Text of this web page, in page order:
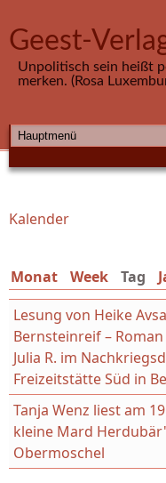
Geest-
Unpolitisch sein heißt
merken. (Rosa
HAUPTMENÜ
Sie sind hier
Kalender
Monat Week Tag
Lesung von Heike
Bernsteinreif –
Julia R. im
Freizeitstätte Süd in
Tanja Wenz liest am
kleine Mard
Obermoschel